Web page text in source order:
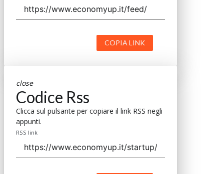
COPIA LINK
close
Codice Rss
Clicca sul pulsante per copiare il link RSS negli
appunti.
RSS link